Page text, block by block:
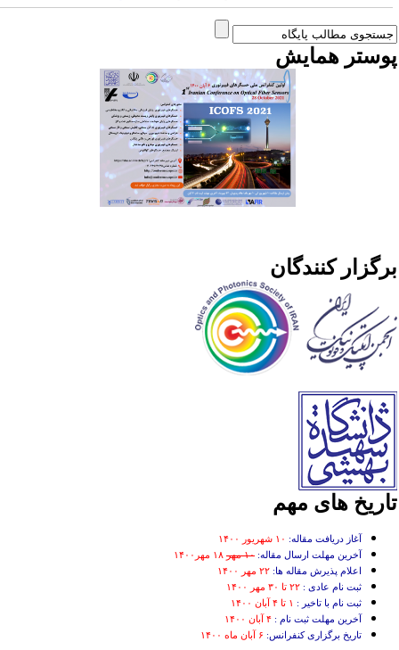
همایش
کنندگان
های مهم
آغاز دریافت مقاله: ۱۰ شهریور ۱۴۰۰
آخرین مهلت ارسال مقاله: ۱۰ مهر
۱۸ مهر۱۴۰۰
اعلام پذیرش مقاله ها: ۲۲ مهر ۱۴۰۰
ثبت نام عادی : ۲۲ تا ۳۰ مهر ۱۴۰۰
ثبت نام با تاخیر :
آخرین مهلت ثبت نام : ۴ آبان ۱۴۰۰
تاریخ برگزاری کنفرانس: ۶ آبان ماه ۱۴۰۰